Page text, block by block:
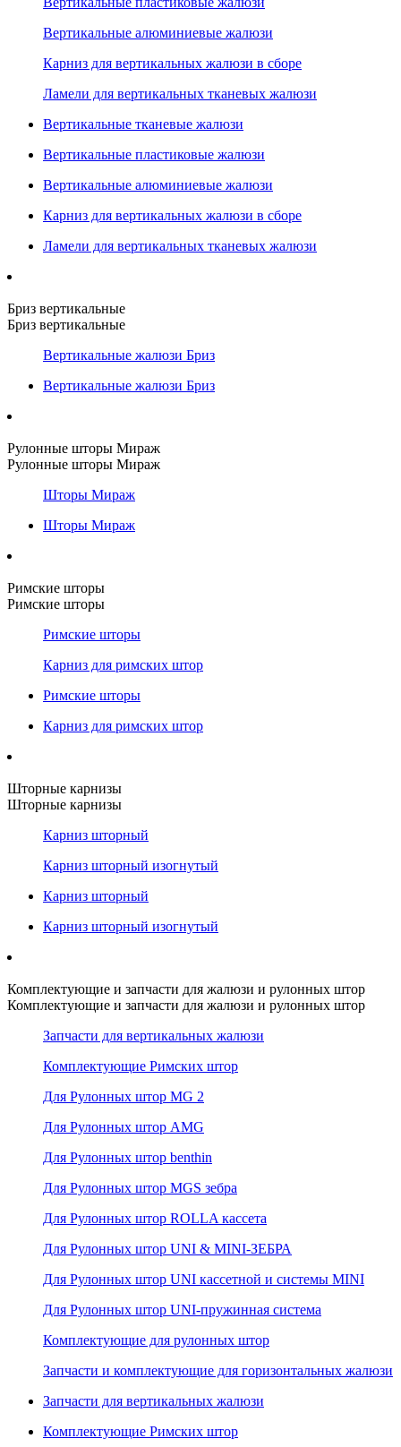
Вертикальные алюминиевые жалюзи
Карниз для вертикальных жалюзи в сборе
Ламели для вертикальных тканевых жалюзи
Вертикальные тканевые жалюзи
Вертикальные пластиковые жалюзи
Вертикальные алюминиевые жалюзи
Карниз для вертикальных жалюзи в сборе
Ламели для вертикальных тканевых жалюзи
Бриз вертикальные
Бриз вертикальные
Вертикальные жалюзи Бриз
Вертикальные жалюзи Бриз
Рулонные шторы Мираж
Рулонные шторы Мираж
Шторы Мираж
Шторы Мираж
Римские шторы
Римские шторы
Римские шторы
Карниз для римских штор
Римские шторы
Карниз для римских штор
Шторные карнизы
Шторные карнизы
Карниз шторный
Карниз шторный изогнутый
Карниз шторный
Карниз шторный изогнутый
Комплектующие и запчасти для жалюзи и рулонных штор
Комплектующие и запчасти для жалюзи и рулонных штор
Запчасти для вертикальных жалюзи
Комплектующие Римских штор
Для Рулонных штор MG 2
Для Рулонных штор AMG
Для Рулонных штор benthin
Для Рулонных штор MGS зебра
Для Рулонных штор ROLLA кассета
Для Рулонных штор UNI & MINI-ЗЕБРА
Для Рулонных штор UNI кассетной и системы MINI
Для Рулонных штор UNI-пружинная система
Комплектующие для рулонных штор
Запчасти и комплектующие для горизонтальных жалюзи
Запчасти для вертикальных жалюзи
Комплектующие Римских штор